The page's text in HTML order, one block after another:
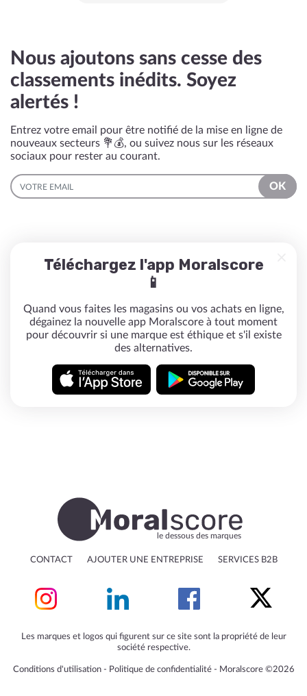
Nous ajoutons sans cesse des
classements inédits. Soyez
alertés !
Entrez votre email pour être notifié de la mise en ligne de
nouveaux secteurs 💐💰, ou suivez nous sur les réseaux
sociaux pour rester au courant.
EMAIL
OK
Téléchargez l'app Moralscore
📱
Quand vous faites les magasins ou vos achats en ligne,
dégainez la nouvelle app Moralscore à tout moment
pour découvrir si une marque est éthique et s'il existe
des alternatives.
le dessous des marques
CONTACT AJOUTER UNE ENTREPRISE SERVICES B2B
Les marques et logos qui figurent sur ce site sont la propriété de leur
société respective.
Conditions d'utilisation‐ Politique de confidentialité‐ Moralscore ©2026